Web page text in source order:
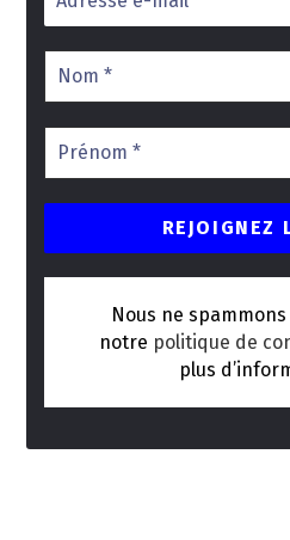
Nous ne
notre politique de
plus